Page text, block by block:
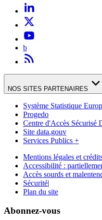
b
NOS SITES PARTENAIRES
Système Statistique
Progedo
Centre d'Accès Sécurisé
Site data.gouv
Services Publics +
Mentions légales et
Accessibilité :
Accès sourds et
Sécurité|
Plan du site
Abonnez-vous